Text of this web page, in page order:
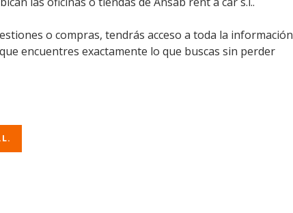
o compras, tendrás acceso a toda la información
encuentres exactamente lo que buscas sin perder